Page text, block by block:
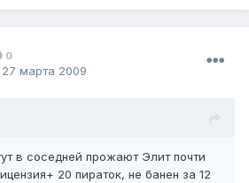
0
27 марта 2009
в соседней прожают Элит почти
20 пираток, не банен за 12